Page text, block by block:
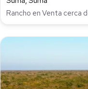
Rancho en Venta cerca